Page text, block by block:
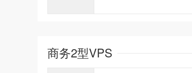
商务2型VPS